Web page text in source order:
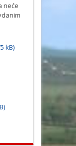
neće